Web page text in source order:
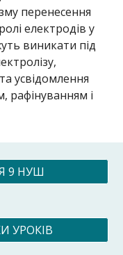
перенесення
електродів у
виникати під
усвідомлення
рафінуванням і
9 НУШ
УРОКІВ